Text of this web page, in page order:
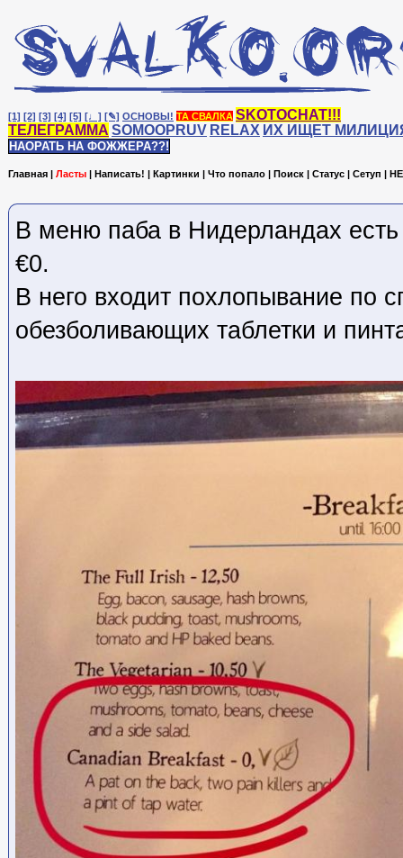
[1] [2] [3] [4] [5] [♩] [✎] ОСНОВЫ! ТА СВАЛКА SKOTOCHAT!!!
ТЕЛЕГРАММА SOMOOPRUV RELAX ИХ ИЩЕТ
НАОРАТЬ НА ФОЖЖЕРА??!
Главная | Ласты | Написать! | Картинки | Что попало | Поиск | Статус | Сетуп |
В меню паба в Нидерландах есть
€0.
В него входит похлопывание по
обезболивающих таблетки и